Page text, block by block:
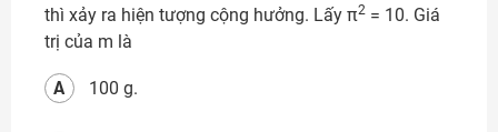
thì xảy ra hiện tượng cộng hưởng. Lấy π2 = 10. Giá
trị của m là
100 g.
A